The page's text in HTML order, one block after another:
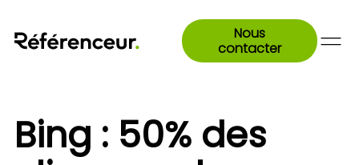
Nous
contacter
Bing : 50% des